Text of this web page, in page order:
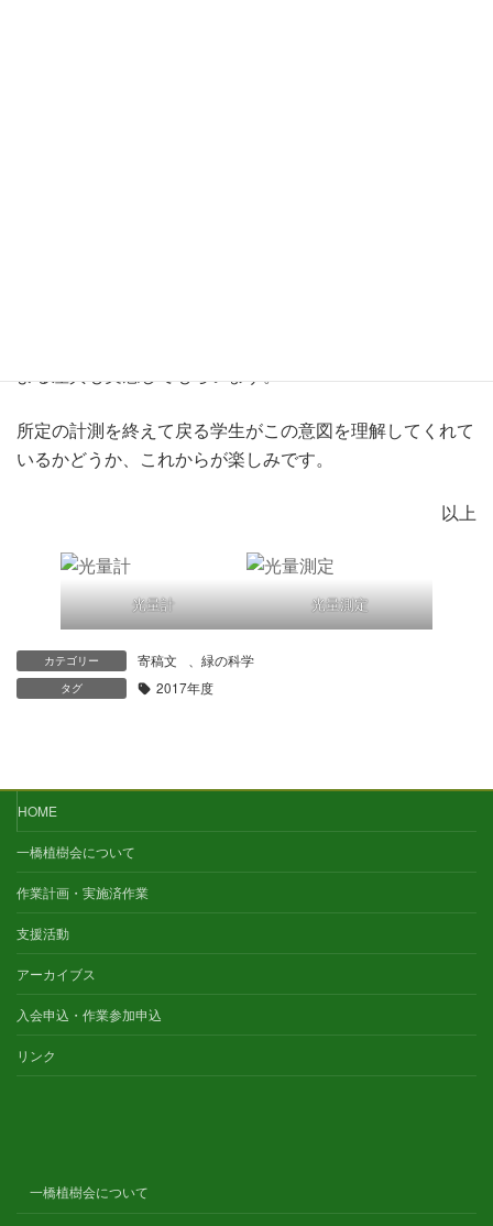
所定の計測を終えて戻る学生がこの意図を理解してくれて
いるかどうか、これからが楽しみです。
以上
光量計 光量測定
カテゴリー 寄稿文 緑の科学
タグ 2017年度
HOME
一橋植樹会について
作業計画・実施済作業
支援活動
アーカイブス
入会申込・作業参加申込
リンク
一橋植樹会について